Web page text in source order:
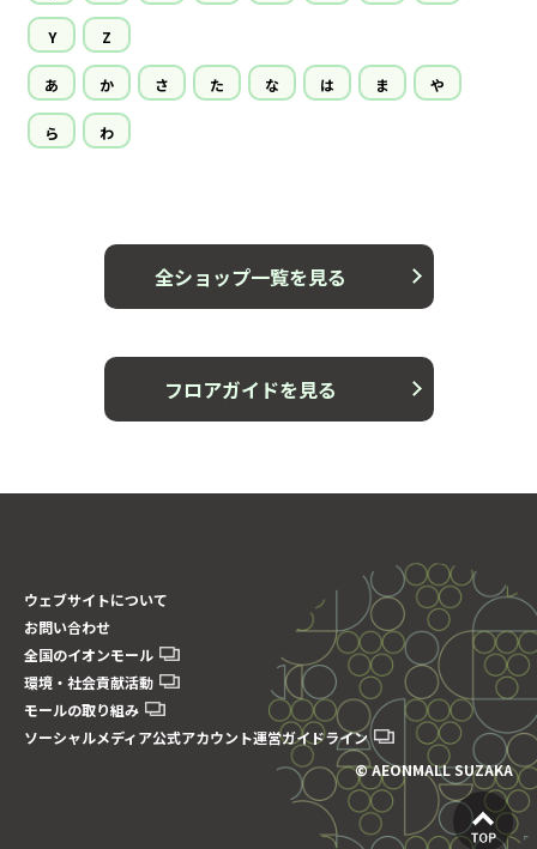
Y Z
あ か さ た な は ま や
ら わ
全ショップ一覧を見る
フロアガイドを見る
ウェブサイトについて
お問い合わせ
全国のイオンモール
環境・社会貢献活動
モールの取り組み
ソーシャルメディア公式アカウント運営ガイドライン
© AEONMALL SUZAKA